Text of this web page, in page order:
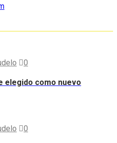
0
elegido como nuevo
0